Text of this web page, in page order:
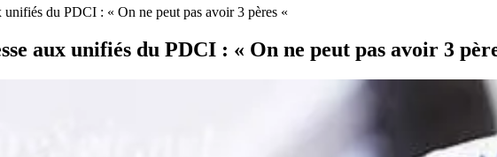
unifiés du PDCI : « On ne peut pas avoir 3 pères «
aux unifiés du PDCI : « On ne peut pas avoir 3